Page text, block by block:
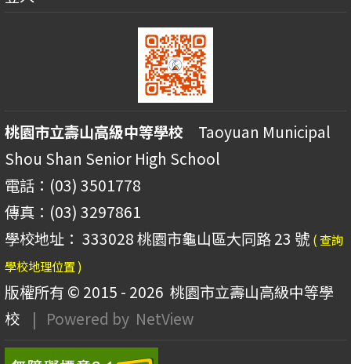
桃園市立壽山高級中等學校 Taoyuan Municipal
Shou Shan Senior High School
電話：(03) 3501778
傳真：(03) 3297861
學校地址： 333028 桃園市龜山區大同路 23 號 ( 查詢
學校地理位置 )
版權所有 © 2015 - 2026 桃園市立壽山高級中等學
校
| Powered by NetView